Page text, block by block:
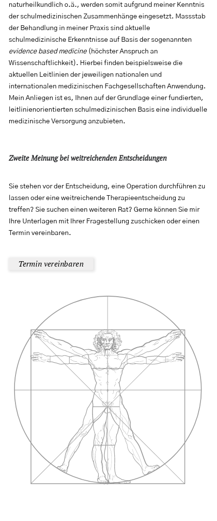
naturheilkundlich o.ä., werden somit aufgrund meiner Kenntnis
der schulmedizinischen Zusammenhänge eingesetzt. Massstab
der Behandlung in meiner Praxis sind aktuelle
schulmedizinische Erkenntnisse auf Basis der sogenannten
evidence based medicine(höchster Anspruch an
Wissenschaftlichkeit). Hierbei finden beispielsweise die
aktuellen Leitlinien der jeweiligen nationalen und
internationalen medizinischen Fachgesellschaften Anwendung.
Mein Anliegen ist es, Ihnen auf der Grundlage einer fundierten,
leitlinienorientierten schulmedizinischen Basis eine individuelle
medizinische Versorgung anzubieten.
Zweite Meinung bei weitreichenden Entscheidungen
Sie stehen vor der Entscheidung, eine Operation durchführen zu
lassen oder eine weitreichende Therapieentscheidung zu
treffen? Sie suchen einen weiteren Rat? Gerne können Sie mir
Ihre Unterlagen mit Ihrer Fragestellung zuschicken oder einen
Termin vereinbaren.
Termin vereinbaren